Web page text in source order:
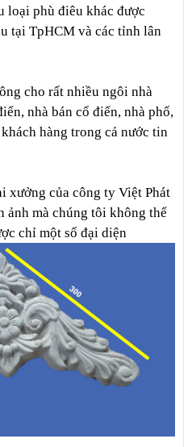
loại phù điêu khác được
tại TpHCM và các tỉnh lân
cho rất nhiều ngôi nhà
nhà bán cổ điển, nhà phố,
hàng trong cả nước tin
xưởng của công ty Việt Phát
ảnh mà chúng tôi không thể
chỉ một số đại diện